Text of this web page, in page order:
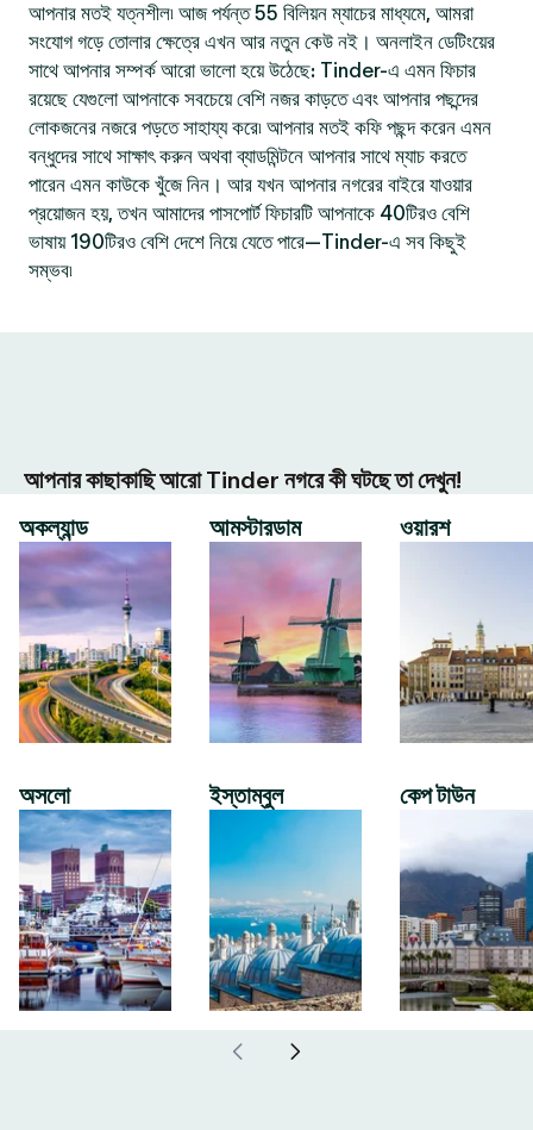
আপনার মতই যত্নশীল৷ আজ পর্যন্ত 55 বিলিয়ন ম্যাচের মাধ্যমে, আমরা
সংযোগ গড়ে তোলার ক্ষেত্রে এখন আর নতুন কেউ নই। অনলাইন ডেটিংয়ের
সাথে আপনার সম্পর্ক আরো ভালো হয়ে উঠেছে: Tinder-এ এমন ফিচার
রয়েছে যেগুলো আপনাকে সবচেয়ে বেশি নজর কাড়তে এবং আপনার পছন্দের
লোকজনের নজরে পড়তে সাহায্য করে৷ আপনার মতই কফি পছন্দ করেন এমন
বন্ধুদের সাথে সাক্ষাৎ করুন অথবা ব্যাডমিন্টনে আপনার সাথে ম্যাচ করতে
পারেন এমন কাউকে খুঁজে নিন। আর যখন আপনার নগরের বাইরে যাওয়ার
প্রয়োজন হয়, তখন আমাদের পাসপোর্ট ফিচারটি আপনাকে 40টিরও বেশি
ভাষায় 190টিরও বেশি দেশে নিয়ে যেতে পারে—Tinder-এ সব কিছুই
সম্ভব৷
আপনার কাছাকাছি আরো Tinder নগরে কী ঘটছে তা দেখুন!
অকল্যান্ড
অসলো
আমস্টারডাম
ইস্তাম্বুল
ওয়ারশ
কেপ টাউন